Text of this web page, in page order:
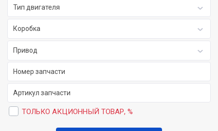
Тип двигателя
Коробка
Привод
ТОЛЬКО АКЦИОННЫЙ ТОВАР, %